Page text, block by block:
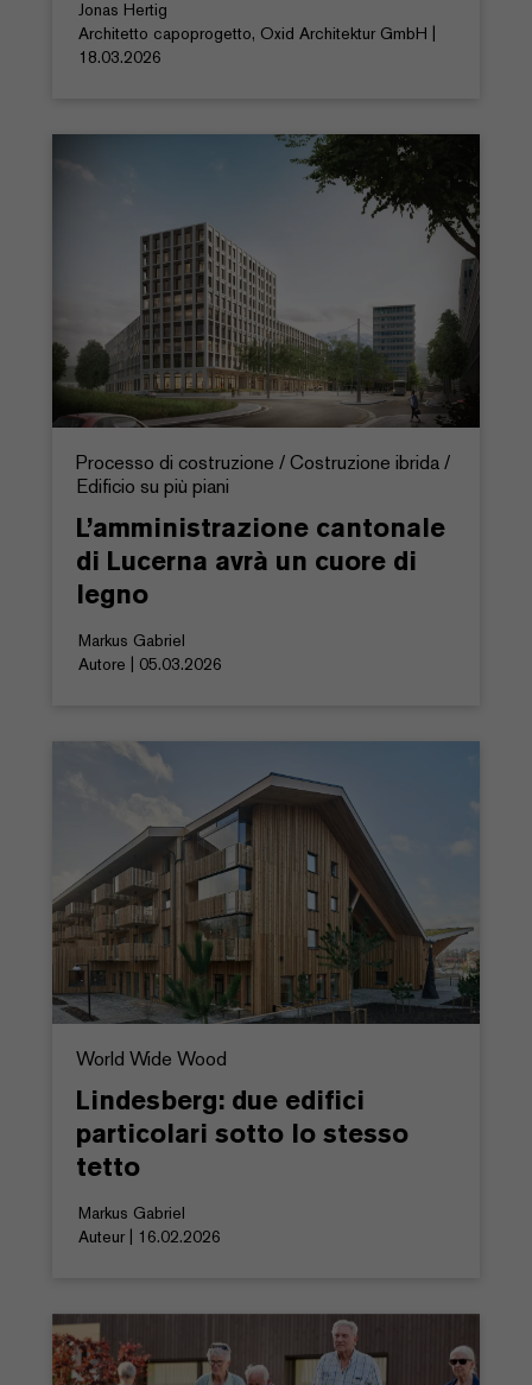
Jonas Hertig
Architetto capoprogetto, Oxid Architektur GmbH |
18.03.2026
Processo di costruzione / Costruzione ibrida /
Edificio su più piani
L’amministrazione cantonale
di Lucerna avrà un cuore di
legno
Markus Gabriel
Autore | 05.03.2026
World Wide Wood
Lindesberg: due edifici
particolari sotto lo stesso
tetto
Markus Gabriel
Auteur | 16.02.2026